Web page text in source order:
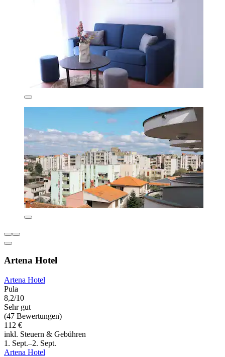
Artena Hotel
Artena Hotel
Pula
8,2/10
Sehr gut
(47 Bewertungen)
112 €
inkl. Steuern & Gebühren
1. Sept.–2. Sept.
Artena Hotel